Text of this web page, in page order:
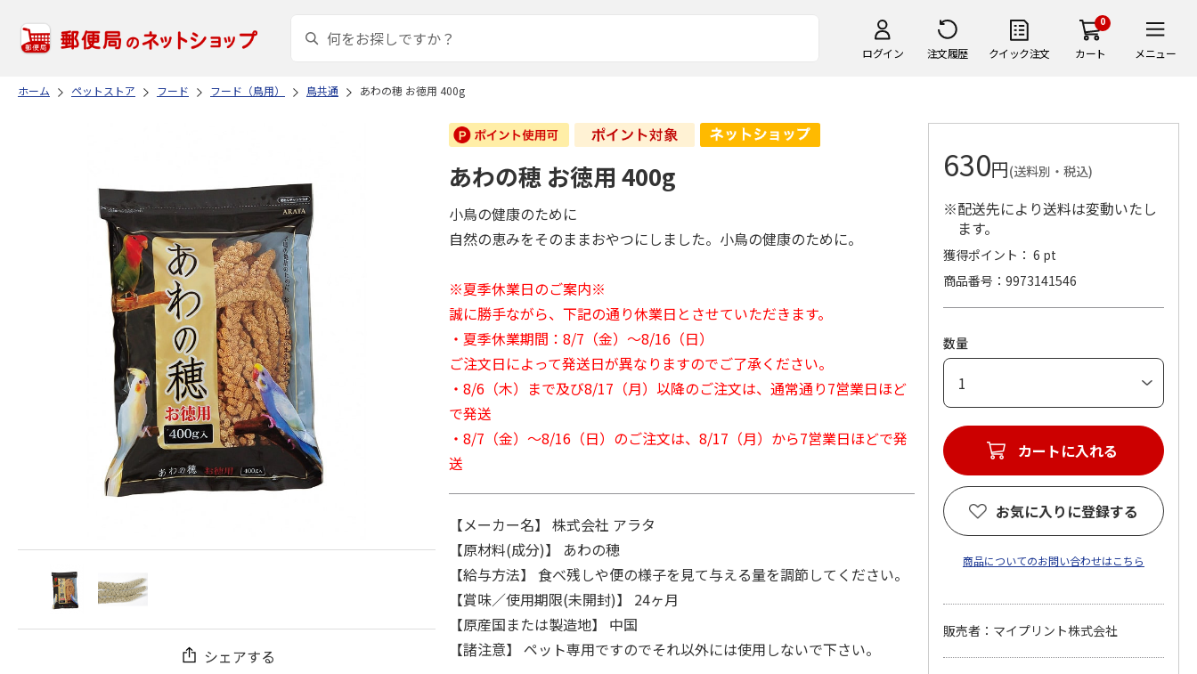
ログイン 注文履歴 クイック注文
0
カート メニュー
ホーム ペットストア フード フード（鳥用） 鳥共通 あわの穂 お徳用 400g
シェアする
あわの穂 お徳用 400g
小鳥の健康のために
自然の恵みをそのままおやつにしました。小鳥の健康のために。
※夏季休業日のご案内※
誠に勝手ながら、下記の通り休業日とさせていただきます。
・夏季休業期間：8/7（金）～8/16（日）
ご注文日によって発送日が異なりますのでご了承ください。
・8/6（木）まで及び8/17（月）以降のご注文は、通常通り7営業日ほど
で発送
・8/7（金）～8/16（日）のご注文は、8/17（月）から7営業日ほどで発
送
【メーカー名】 株式会社 アラタ
【原材料(成分)】 あわの穂
【給与方法】 食べ残しや便の様子を見て与える量を調節してください。
【賞味／使用期限(未開封)】 24ヶ月
【原産国または製造地】 中国
【諸注意】 ペット専用ですのでそれ以外には使用しないで下さい。
630円(送料別・税込)
※配送先により送料は変動いたし
ます。
獲得ポイント： 6 pt
商品番号
9973141546
数量
カートに入れる
お気に入りに登録する
商品についてのお問い合わせはこちら
販売者：マイプリント株式会社